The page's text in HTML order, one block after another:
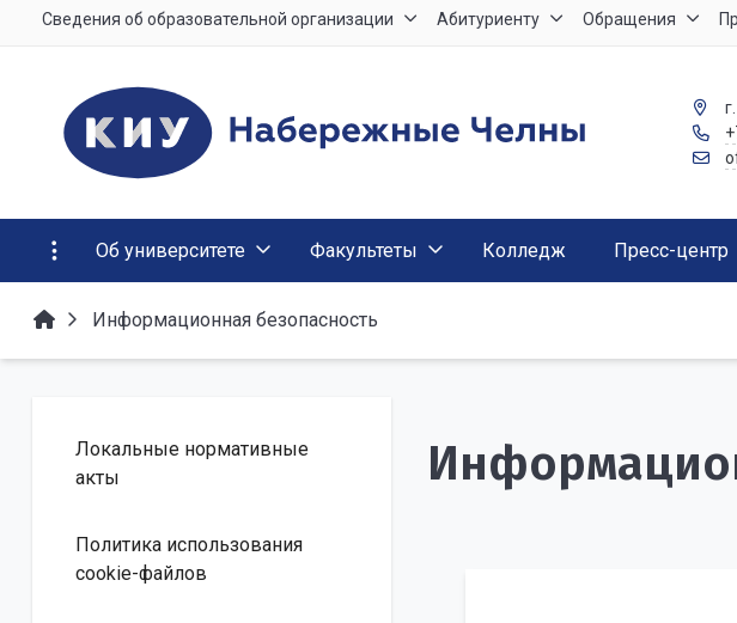
Сведения об образовательной организации Абитуриенту Обращения
Об университете Факультеты Колледж Пресс-центр
Информационная безопасность
Локальные нормативные
акты
Политика использования
cookie-файлов